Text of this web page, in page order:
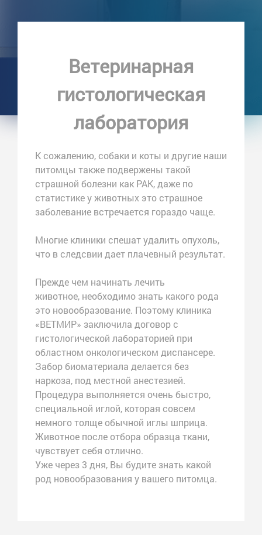
Ветеринарная
гистологическая
лаборатория
К сожалению, собаки и коты и другие наши
питомцы также подвержены такой
страшной болезни как РАК, даже по
статистике у животных это страшное
заболевание встречается гораздо чаще.
Многие клиники спешат удалить опухоль,
что в следсвии дает плачевный результат.
Прежде чем начинать лечить
животное, необходимо знать какого рода
это новообразование. Поэтому клиника
«ВЕТМИР» заключила договор с
гистологической лабораторией при
областном онкологическом диспансере.
Забор биоматериала делается без
наркоза, под местной анестезией.
Процедура выполняется очень быстро,
специальной иглой, которая совсем
немного толще обычной иглы шприца.
Животное после отбора образца ткани,
чувствует себя отлично.
Уже через 3 дня, Вы будите знать какой
род новообразования у вашего питомца.